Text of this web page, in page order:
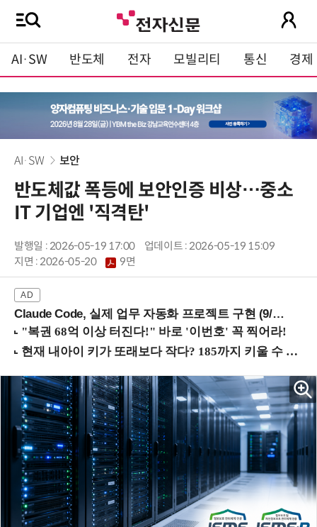
AI·SW 반도체 전자 모빌리티 통신 경제
AI·SW 보안
반도체값 폭등에 보안인증 비상…중소
IT 기업엔 '직격탄'
발행일 : 2026-05-19 17:00
업데이트 : 2026-05-19 15:09
지면 :2026-05-20 9면
Claude Code, 실제 업무 자동화 프로젝트 구현 (9/16 ~17 강남역)